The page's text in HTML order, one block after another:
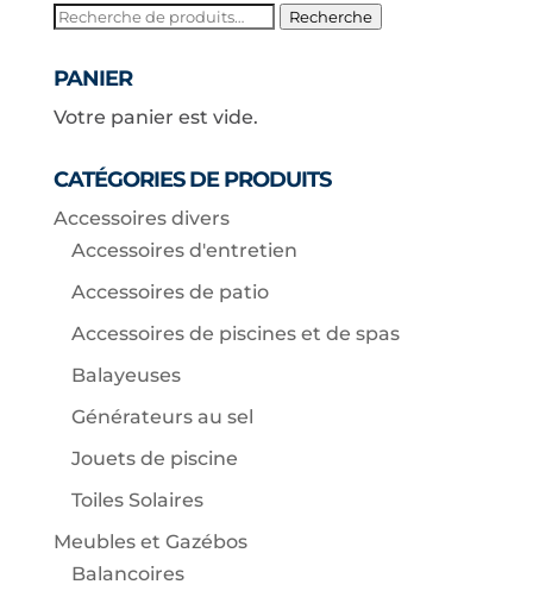
Recherche
Recherche
PANIER
Votre panier est vide.
CATÉGORIES DE PRODUITS
Accessoires divers
Accessoires d'entretien
Accessoires de patio
Accessoires de piscines et de spas
Balayeuses
Générateurs au sel
Jouets de piscine
Toiles Solaires
Meubles et Gazébos
Balancoires